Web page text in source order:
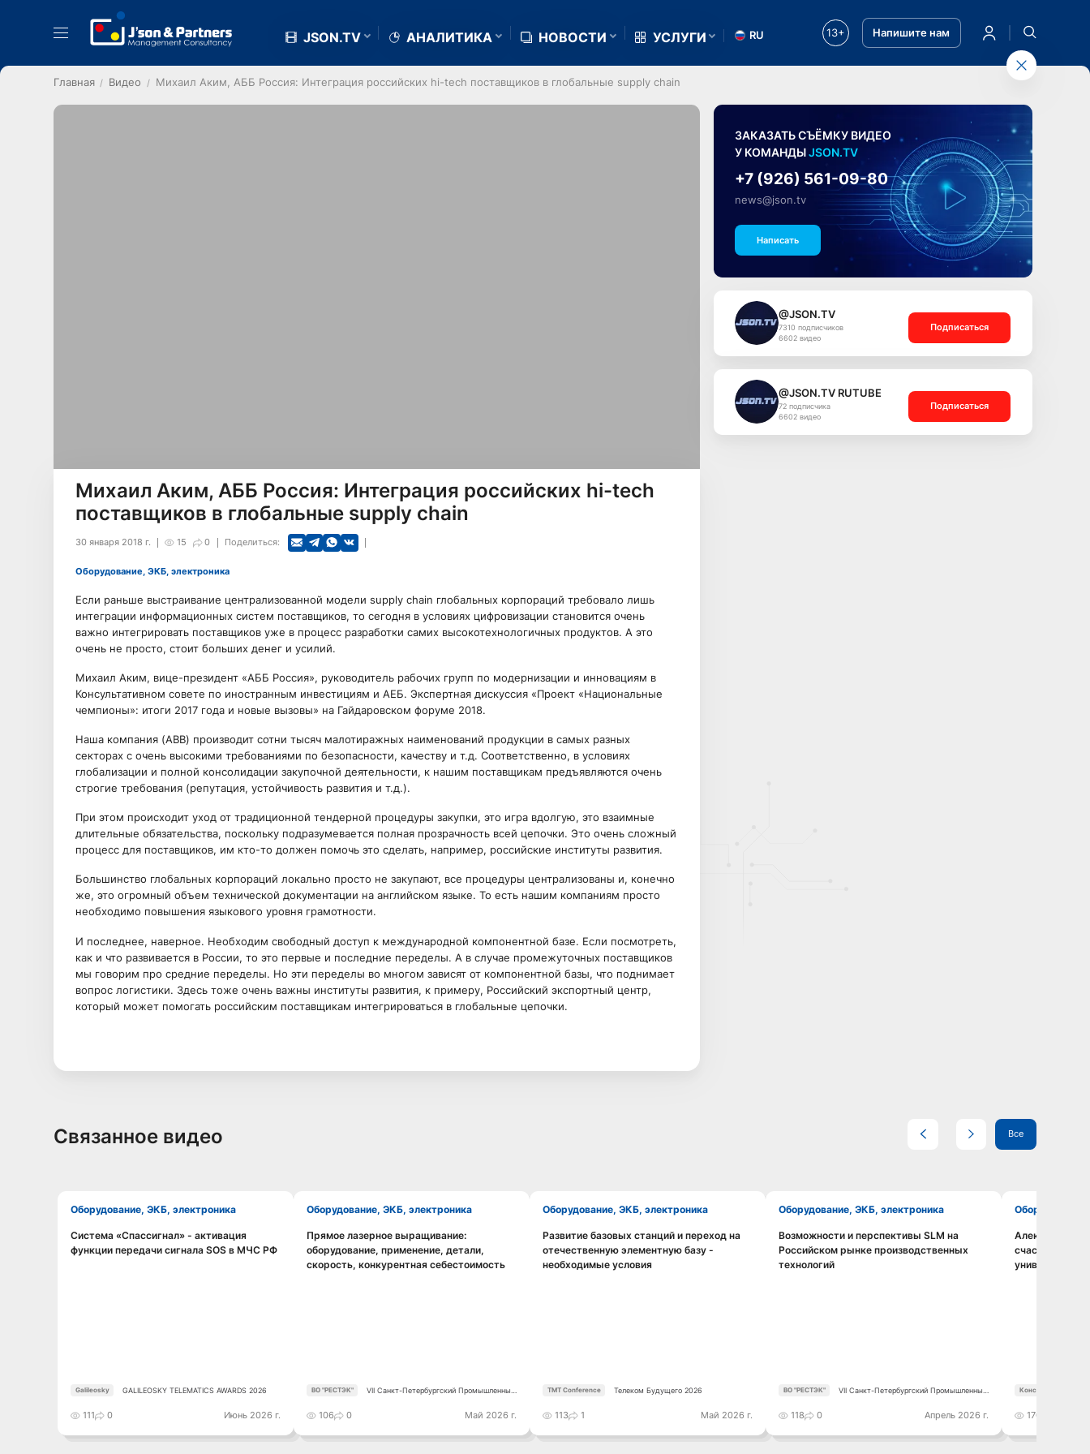
JSON.TV АНАЛИТИКА НОВОСТИ УСЛУГИ RU 13+ Напишите нам
Главная Видео Михаил Аким, АББ Россия: Интеграция российских hi-tech поставщиков в глобальные supply chain
Михаил Аким, АББ Россия: Интеграция российских hi-tech
поставщиков в глобальные supply chain
15 0
30 января 2018 г. Поделиться:
Оборудование, ЭКБ, электроника
Если раньше выстраивание централизованной модели supply chain глобальных корпораций требовало лишь
интеграции информационных систем поставщиков, то сегодня в условиях цифровизации становится очень
важно интегрировать поставщиков уже в процесс разработки самих высокотехнологичных продуктов. А это
очень не просто, стоит больших денег и усилий.
Михаил Аким, вице-президент «АББ Россия», руководитель рабочих групп по модернизации и инновациям в
Консультативном совете по иностранным инвестициям и АЕБ. Экспертная дискуссия «Проект «Национальные
чемпионы»: итоги 2017 года и новые вызовы» на Гайдаровском форуме 2018.
Наша компания (ABB) производит сотни тысяч малотиражных наименований продукции в самых разных
секторах с очень высокими требованиями по безопасности, качеству и т.д. Соответственно, в условиях
глобализации и полной консолидации закупочной деятельности, к нашим поставщикам предъявляются очень
строгие требования (репутация, устойчивость развития и т.д.).
При этом происходит уход от традиционной тендерной процедуры закупки, это игра вдолгую, это взаимные
длительные обязательства, поскольку подразумевается полная прозрачность всей цепочки. Это очень сложный
процесс для поставщиков, им кто-то должен помочь это сделать, например, российские институты развития.
Большинство глобальных корпораций локально просто не закупают, все процедуры централизованы и, конечно
же, это огромный объем технической документации на английском языке. То есть нашим компаниям просто
необходимо повышения языкового уровня грамотности.
И последнее, наверное. Необходим свободный доступ к международной компонентной базе. Если посмотреть,
как и что развивается в России, то это первые и последние переделы. А в случае промежуточных поставщиков
мы говорим про средние переделы. Но эти переделы во многом зависят от компонентной базы, что поднимает
вопрос логистики. Здесь тоже очень важны институты развития, к примеру, Российский экспортный центр,
который может помогать российским поставщикам интегрироваться в глобальные цепочки.
ЗАКАЗАТЬ СЪЁМКУ ВИДЕО
У КОМАНДЫJSON.TV
+7 (926) 561-09-80
news@json.tv
Написать
@JSON.TV
7310 подписчиков
6602 видео
Подписаться
@JSON.TV RUTUBE
72 подписчика
6602 видео
Подписаться
Связанное видео Все
Оборудование, ЭКБ, электроника
Смотреть видео
Система «Спассигнал» - активация
функции передачи сигнала SOS в МЧС РФ
Galileosky GALILEOSKY TELEMATICS AWARDS 2026
111 0 Июнь 2026 г.
Оборудование, ЭКБ, электроника
Смотреть видео
Прямое лазерное выращивание:
оборудование, применение, детали,
скорость, конкурентная себестоимость
ВО "РЕСТЭК"
VII Санкт-Петербургский Промышленный
106 0 Май 2026 г.
Оборудование, ЭКБ, электроника
Смотреть видео
Развитие базовых станций и переход на
отечественную элементную базу -
необходимые условия
TMT Conference Телеком Будущего 2026
113 1 Май 2026 г.
Оборудование, ЭКБ, электроника
Смотреть видео
Возможности и перспективы SLM на
Российском рынке производственных
технологий
ВО "РЕСТЭК"
VII Санкт-Петербургский Промышленный
118 0 Апрель 2026 г.
Алексей
счастья»,
Консорциум
170